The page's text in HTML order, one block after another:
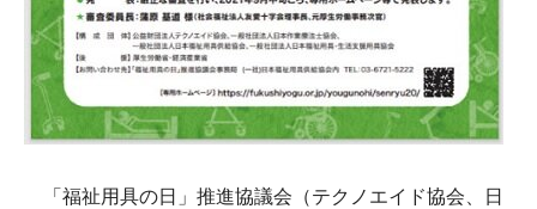
「福祉用具の日」推進協議会（テクノエイド協会、日